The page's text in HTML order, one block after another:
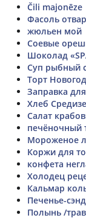
Čili majonēze
Фасоль
жюльен мой
Соевые
Шоколад
Суп рыбный
Торт
Заправка
Хлеб
Салат
печёночный
Мороженое
Коржи для
конфета
Холодец
Кальмар
Печенье-
Полынь /